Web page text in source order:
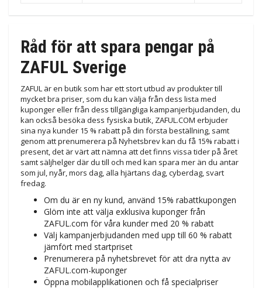
Råd för att spara pengar på
ZAFUL Sverige
ZAFUL är en butik som har ett stort utbud av produkter till
mycket bra priser, som du kan välja från dess lista med
kuponger eller från dess tillgängliga kampanjerbjudanden, du
kan också besöka dess fysiska butik, ZAFUL.COM erbjuder
sina nya kunder 15 % rabatt på din första beställning, samt
genom att prenumerera på Nyhetsbrev kan du få 15% rabatt i
present, det är värt att nämna att det finns vissa tider på året
samt säljhelger där du till och med kan spara mer än du antar
som jul, nyår, mors dag, alla hjärtans dag, cyberdag, svart
fredag.
Om du är en ny kund, använd 15% rabattkupongen
Glöm inte att välja exklusiva kuponger från
ZAFUL.com för våra kunder med 20 % rabatt
Välj kampanjerbjudanden med upp till 60 % rabatt
jämfört med startpriset
Prenumerera på nyhetsbrevet för att dra nytta av
ZAFUL.com-kuponger
Öppna mobilapplikationen och få specialpriser